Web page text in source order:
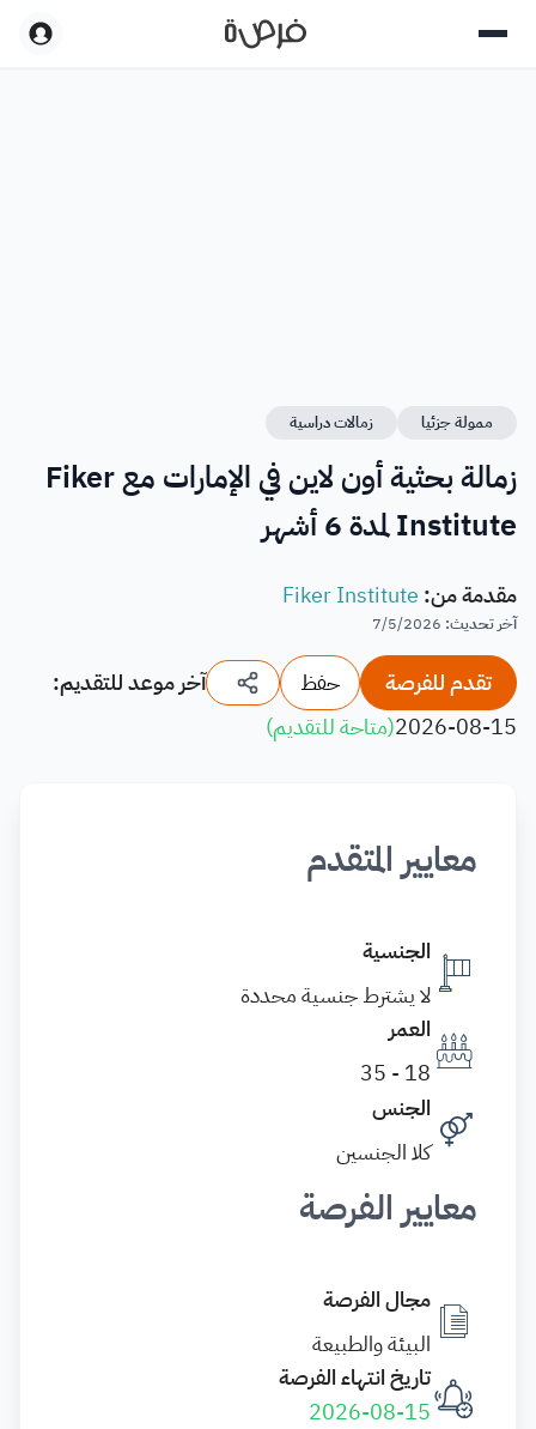
ممولة جزئيا زمالات دراسية
زمالة بحثية أون لاين في الإمارات مع Fiker
Institute لمدة 6 أشهر
مقدمة من:
Fiker Institute
آخر تحديث:
7/5/2026
تقدم للفرصة حفظ
آخر موعد للتقديم:
2026-08-15
(متاحة للتقديم)
معايير المتقدم
الجنسية
لا يشترط جنسية محددة
العمر
18 - 35
الجنس
كلا الجنسين
معايير الفرصة
مجال الفرصة
البيئة والطبيعة
تاريخ انتهاء الفرصة
2026-08-15